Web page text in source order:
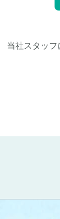
当社スタッフ